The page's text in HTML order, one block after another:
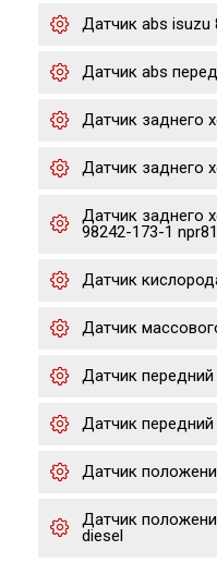
Датчик abs isuzu
Датчик abs
Датчик заднего
Датчик заднего
Датчик заднего
98242-173-1
Датчик
Датчик
Датчик
Датчик
Датчик
Датчик
diesel